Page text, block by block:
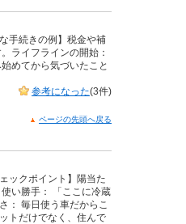
手続きの例】税金や補
ライフラインの開始：
めてから気づいたこと
参考になった(3件)
ページの先頭へ戻る
ックポイント】陽当た
い勝手： 「ここに冷蔵
： 毎日使う車だからこ
トだけでなく、住んで